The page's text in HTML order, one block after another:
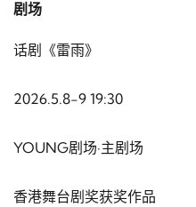
剧场
话剧《雷雨》
2026.5.8-9 19:30
YOUNG剧场·主剧场
香港舞台剧奖获奖作品